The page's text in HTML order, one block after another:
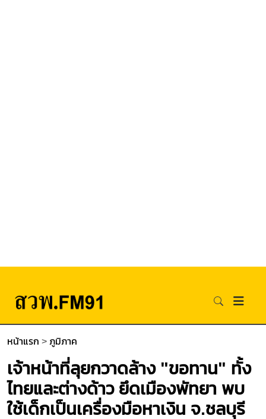
หน้าแรก > ภูมิภาค
เจ้าหน้าที่ลุยกวาดล้าง "ขอทาน" ทั้ง
ไทยและต่างด้าว ยึดเมืองพัทยา พบ
ใช้เด็กเป็นเครื่องมือหาเงิน จ.ชลบุรี